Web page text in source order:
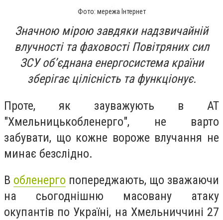
Фото: мережа Інтернет
Значною мірою завдяки надзвичайній
влучності та фаховості Повітряних сил
ЗСУ об’єднана енергосистема країни
зберігає цілісність та функціонує.
Проте, як зауважують в АТ
"Хмельницькобленерго", не варто
забувати, що кожне вороже влучання не
минає безслідно.
В обленерго попереджають, що зважаючи
на сьогоднішню масовану атаку
окупантів по Україні, на Хмельниччині 27